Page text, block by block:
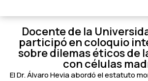
Docente de la
participó en coloquio
sobre dilemas éticos de
con células
El Dr. Álvaro Hevia abordó el estatuto